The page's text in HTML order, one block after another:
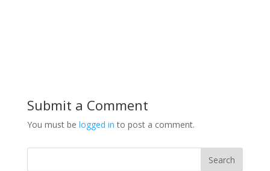
Submit a Comment
You must be logged in to post a comment.